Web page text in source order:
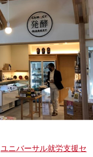
ユニバーサル就労支援セ